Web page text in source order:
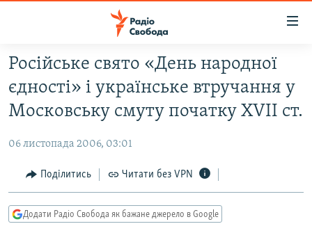
Перейти
до
основного
матеріалу
до
навігації
Перейти
до
РАДІО СВОБОДА – 70 РОКІВ
ВСЕ ЗА ДОБУ
ПОЛІТИКА
ЕКОНОМІКА
КУЛЬТУРА
ВІЙНА
РОСІЙСЬКА «ФІЛЬТРАЦІЯ»
КРИМ.РЕАЛІЇ
Російське свято «День народної
єдності» і українське втручання у
Московську смуту початку ХVII cт.
06 листопада 2006, 03:01
Поділитись Читати без VPN
Додати Радіо Свобода як бажане джерело в Google